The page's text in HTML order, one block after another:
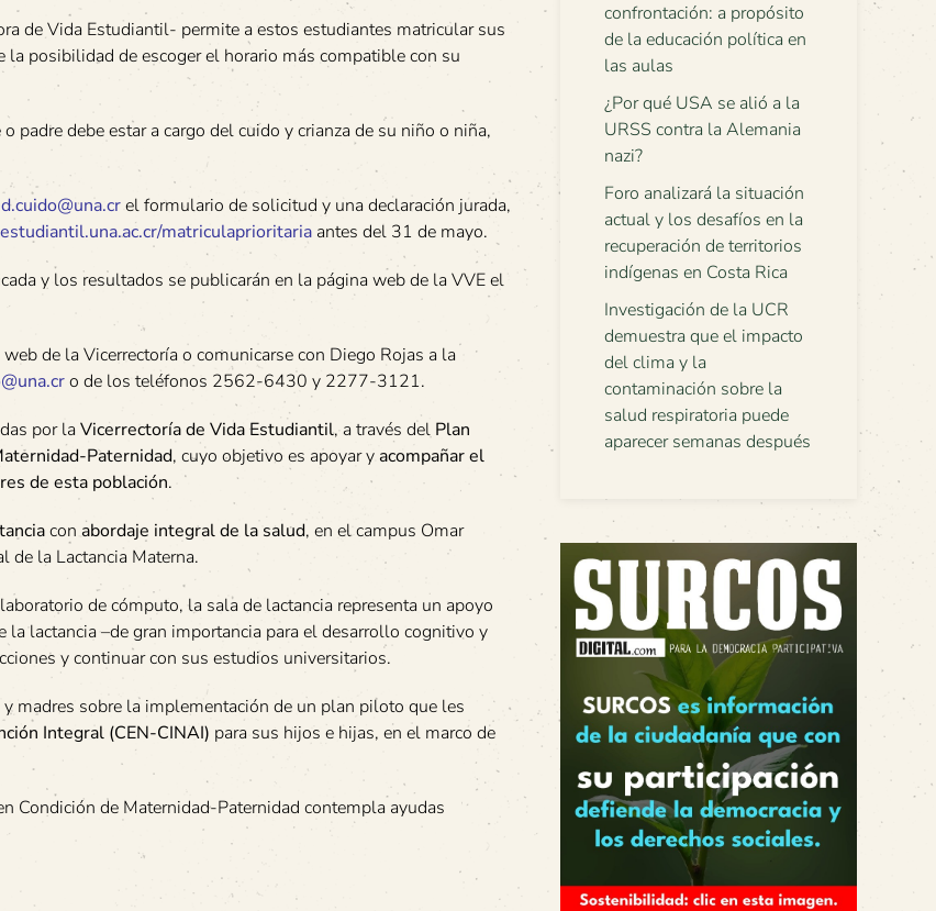
de Vida Estudiantil- permite a estos estudiantes matricular sus
posibilidad de escoger el horario más compatible con su
padre debe estar a cargo del cuido y crianza de su niño o niña,
el formulario de solicitud y una declaración jurada,
matriculaprioritaria antes del 31 de mayo.
y los resultados se publicarán en la página web de la VVE el
de la Vicerrectoría o comunicarse con Diego Rojas a la
o de los teléfonos 2562-6430 y 2277-3121.
por laVicerrectoría de Vida Estudiantil, a través del Plan
Paternidad, cuyo objetivo es apoyar yacompañar el
de esta población.
con abordaje integral de la salud, en el campus Omar
de la Lactancia Materna.
de cómputo, la sala de lactancia representa un apoyo
la lactancia –de gran importancia para el desarrollo cognitivo y
y continuar con sus estudios universitarios.
madres sobre la implementación de un plan piloto que les
Integral (CEN-CINAI) para sus hijos e hijas, en el marco de
Condición de Maternidad-Paternidad contempla ayudas
confrontación: a propósito
de la educación política en
las aulas
¿Por qué USA se alió a la
URSS contra la Alemania
nazi?
Foro analizará la situación
actual y los desafíos en la
recuperación de territorios
indígenas en Costa Rica
Investigación de la UCR
demuestra que el impacto
del clima y la
contaminación sobre la
salud respiratoria puede
aparecer semanas después